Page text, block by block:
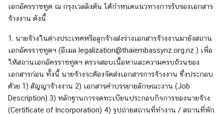
A
b
o
u
t
U
s
เอกอัครราชทูต ณ กรุงเวลลิงตัน ได้กำหนดแนวทางการรับรองเอกสาร
จ้างงาน ดังนี้
1. นายจ้างในต่างประเทศหรือลูกจ้างส่งร่างเอกสารจ้างงานมายังสถาน
เอกอัครราชทูตฯ (อีเมล legalization@thaiembassynz.org.nz ) เพื่อ
ให้สถานเอกอัครราชทูตฯ ตรวจสอบเนื้อหาและความครบถ้วนของ
เอกสารก่อน ทั้งนี้ นายจ้างจะต้องจัดส่งเอกสารการจ้างงาน ซึ่งประกอบ
ด้วย 1) สัญญาจ้างงาน 2) เอกสารคำบรรยายลักษณะงาน (Job
Description) 3) หลักฐานการจดทะเบียนประกอบกิจการของนายจ้าง
(Certificate of Incorporation) 4) รูปถ่ายสถานที่ทำงาน / สถานที่พัก